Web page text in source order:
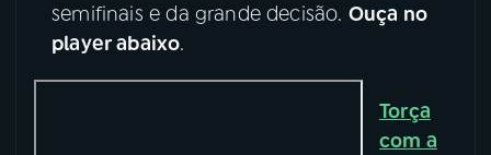
08FESTIVAL DE MÚSICA
semifinais e da grande decisão. Ouça no
player abaixo.
Torça
com a